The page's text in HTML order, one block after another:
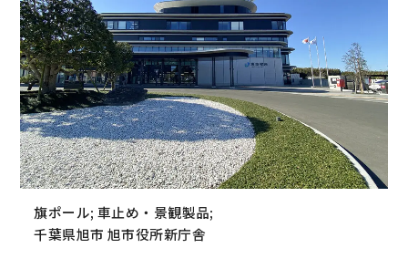
旗ポール; 車止め・景観製品;
千葉県旭市 旭市役所新庁舎